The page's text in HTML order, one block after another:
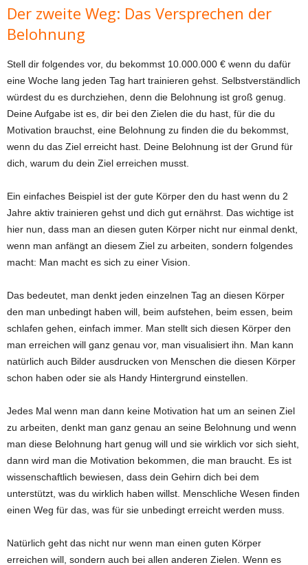
Der zweite Weg: Das Versprechen der
Belohnung
Stell dir folgendes vor, du bekommst 10.000.000 € wenn du dafür
eine Woche lang jeden Tag hart trainieren gehst. Selbstverständlich
würdest du es durchziehen, denn die Belohnung ist groß genug.
Deine Aufgabe ist es, dir bei den Zielen die du hast, für die du
Motivation brauchst, eine Belohnung zu finden die du bekommst,
wenn du das Ziel erreicht hast. Deine Belohnung ist der Grund für
dich, warum du dein Ziel erreichen musst.
Ein einfaches Beispiel ist der gute Körper den du hast wenn du 2
Jahre aktiv trainieren gehst und dich gut ernährst. Das wichtige ist
hier nun, dass man an diesen guten Körper nicht nur einmal denkt,
wenn man anfängt an diesem Ziel zu arbeiten, sondern folgendes
macht: Man macht es sich zu einer Vision.
Das bedeutet, man denkt jeden einzelnen Tag an diesen Körper
den man unbedingt haben will, beim aufstehen, beim essen, beim
schlafen gehen, einfach immer. Man stellt sich diesen Körper den
man erreichen will ganz genau vor, man visualisiert ihn. Man kann
natürlich auch Bilder ausdrucken von Menschen die diesen Körper
schon haben oder sie als Handy Hintergrund einstellen.
Jedes Mal wenn man dann keine Motivation hat um an seinen Ziel
zu arbeiten, denkt man ganz genau an seine Belohnung und wenn
man diese Belohnung hart genug will und sie wirklich vor sich sieht,
dann wird man die Motivation bekommen, die man braucht. Es ist
wissenschaftlich bewiesen, dass dein Gehirn dich bei dem
unterstützt, was du wirklich haben willst. Menschliche Wesen finden
einen Weg für das, was für sie unbedingt erreicht werden muss.
Natürlich geht das nicht nur wenn man einen guten Körper
erreichen will, sondern auch bei allen anderen Zielen. Wenn es